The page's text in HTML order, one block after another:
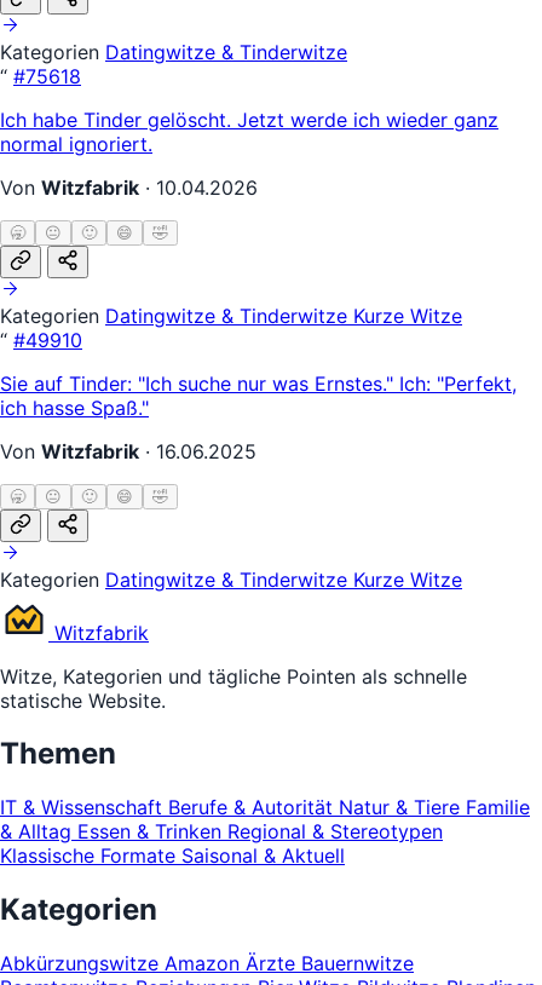
Kategorien Datingwitze & Tinderwitze
“ #75618
Ich habe Tinder gelöscht. Jetzt werde ich wieder ganz
normal ignoriert.
Von Witzfabrik · 10.04.2026
🥱 😐 🙂 😄 🤣
Kategorien Datingwitze & Tinderwitze Kurze Witze
“ #49910
Sie auf Tinder: "Ich suche nur was Ernstes." Ich: "Perfekt,
ich hasse Spaß."
Von Witzfabrik · 16.06.2025
🥱 😐 🙂 😄 🤣
Kategorien Datingwitze & Tinderwitze Kurze Witze
Witzfabrik
Witze, Kategorien und tägliche Pointen als schnelle
statische Website.
Themen
IT & Wissenschaft Berufe & Autorität Natur & Tiere Familie
& Alltag Essen & Trinken Regional & Stereotypen
Klassische Formate Saisonal & Aktuell
Kategorien
Abkürzungswitze Amazon Ärzte Bauernwitze